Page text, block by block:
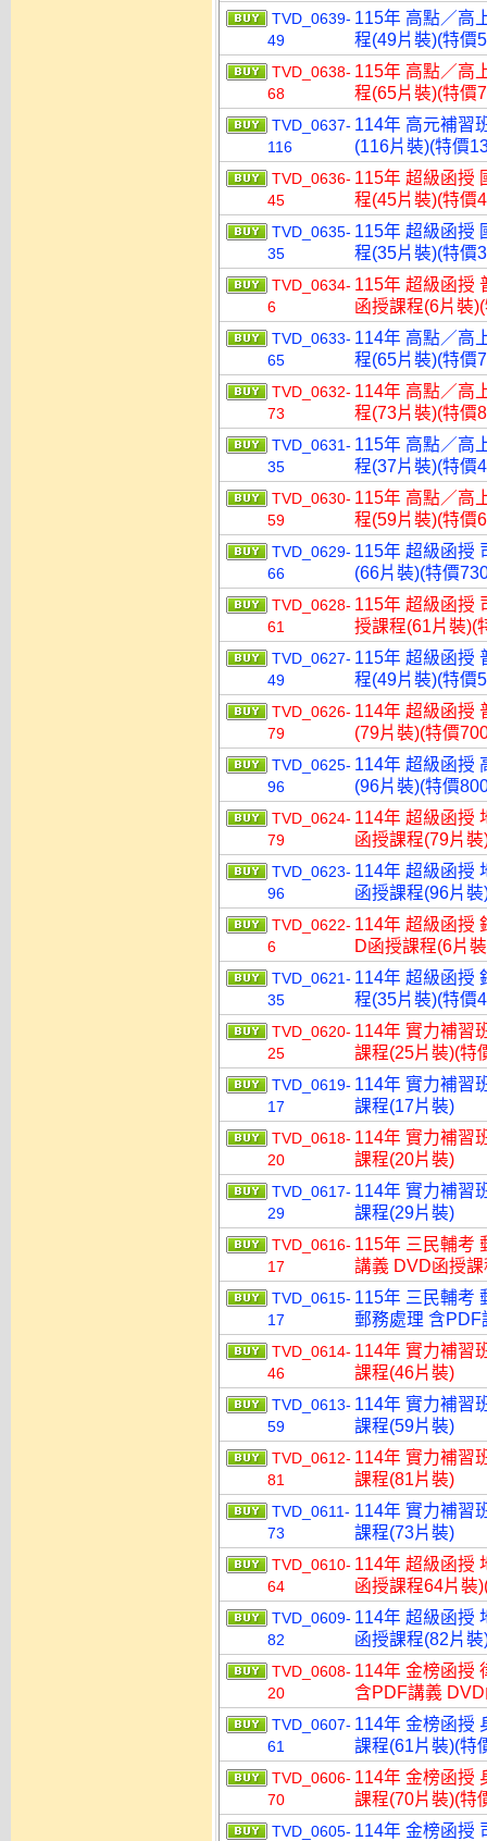
TVD_0639-
49
115年 高點／高
程(49片裝)(特價
TVD_0638-
68
115年 高點／高
程(65片裝)(特價
TVD_0637-
116
114年 高元補習
(116片裝)(特價
TVD_0636-
45
115年 超級函授
程(45片裝)(特價
TVD_0635-
35
115年 超級函授
程(35片裝)(特價
TVD_0634-
6
115年 超級函授
函授課程(6片裝
TVD_0633-
65
114年 高點／高
程(65片裝)(特價
TVD_0632-
73
114年 高點／高
程(73片裝)(特價
TVD_0631-
35
115年 高點／高
程(37片裝)(特價
TVD_0630-
59
115年 高點／高
程(59片裝)(特價
TVD_0629-
66
115年 超級函授
(66片裝)(特價
TVD_0628-
61
115年 超級函授
授課程(61片裝)(
TVD_0627-
49
115年 超級函授
程(49片裝)(特價
TVD_0626-
79
114年 超級函授
(79片裝)(特價
TVD_0625-
96
114年 超級函授
(96片裝)(特價
TVD_0624-
79
114年 超級函授
函授課程(79片
TVD_0623-
96
114年 超級函授
函授課程(96片
TVD_0622-
6
114年 超級函授
D函授課程(6片
TVD_0621-
35
114年 超級函授
程(35片裝)(特價
TVD_0620-
25
114年 實力補習
課程(25片裝)(特
TVD_0619-
17
114年 實力補習
課程(17片裝)
TVD_0618-
20
114年 實力補習
課程(20片裝)
TVD_0617-
29
114年 實力補習
課程(29片裝)
TVD_0616-
17
115年 三民輔考
講義 DVD函授
TVD_0615-
17
115年 三民輔考
郵務處理 含PDF
TVD_0614-
46
114年 實力補習
課程(46片裝)
TVD_0613-
59
114年 實力補習
課程(59片裝)
TVD_0612-
81
114年 實力補習
課程(81片裝)
TVD_0611-
73
114年 實力補習
課程(73片裝)
TVD_0610-
64
114年 超級函授
函授課程64片裝
TVD_0609-
82
114年 超級函授
函授課程(82片
TVD_0608-
20
114年 金榜函授
含PDF講義
TVD_0607-
61
114年 金榜函授
課程(61片裝)(特
TVD_0606-
70
114年 金榜函授
課程(70片裝)(特
TVD_0605- 114年 金榜函授